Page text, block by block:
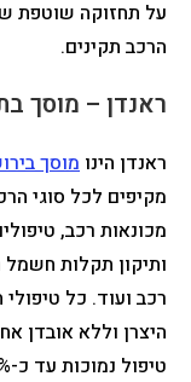
על תחזוקה שוטפת
הרכב תקינים.
ראנדן – מוסך
ראנדן הינו מוסך
מקיפים לכל סוגי
מכונאות רכב,
ותיקון תקלות חשמל
רכב ועוד. כל
היצרן וללא אובדן
טיפול נמוכות עד כ-20% מהעלות אצל